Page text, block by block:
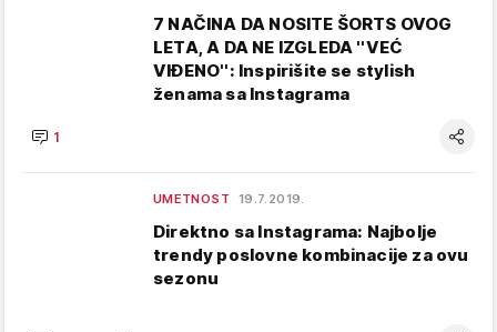
7 NAČINA DA NOSITE ŠORTS OVOG
LETA, A DA NE IZGLEDA ''VEĆ
VIĐENO'': Inspirišite se stylish
ženama sa Instagrama
1
UMETNOST 19.7.2019.
Direktno sa Instagrama: Najbolje
trendy poslovne kombinacije za ovu
sezonu